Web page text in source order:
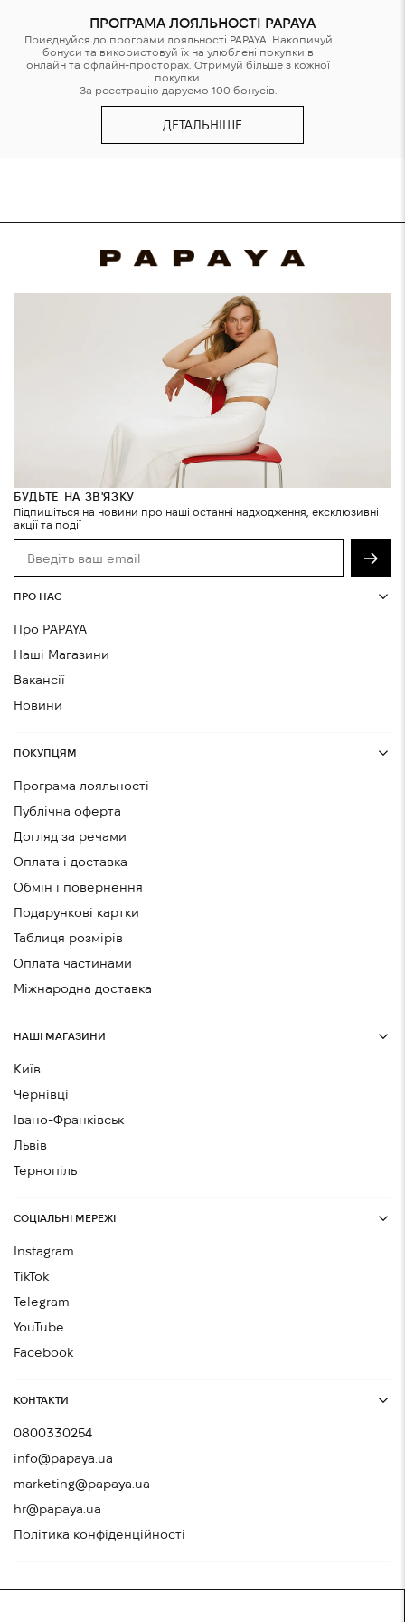
ПРОГРАМА ЛОЯЛЬНОСТІ PAPAYA
Приєднуйся до програми лояльності PAPAYA. Накопичуй
бонуси та використовуй їх на улюблені покупки в
онлайн та офлайн-просторах. Отримуй більше з кожної
покупки.
За реєстрацію даруємо 100 бонусів.
ДЕТАЛЬНІШЕ
БУДЬТЕ НА ЗВ'ЯЗКУ
Підпишіться на новини про наші останні надходження, ексклюзивні
акції та події
ПРО НАС
Про PAPAYA
Наші Магазини
Вакансії
Новини
ПОКУПЦЯМ
Програма лояльності
Публічна оферта
Догляд за речами
Оплата і доставка
Обмін і повернення
Подарункові картки
Таблиця розмірів
Оплата частинами
Міжнародна доставка
НАШІ МАГАЗИНИ
Київ
Чернівці
Івано-Франківськ
Львів
Тернопіль
СОЦІАЛЬНІ МЕРЕЖІ
Instagram
TikTok
Telegram
YouTube
Facebook
КОНТАКТИ
0800330254
info@papaya.ua
marketing@papaya.ua
hr@papaya.ua
Політика конфіденційності